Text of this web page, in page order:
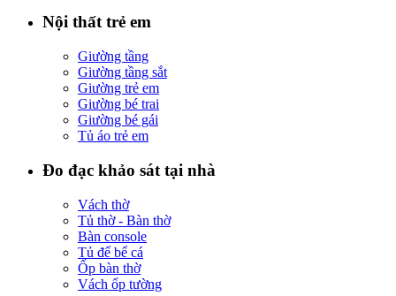
Nội thất trẻ em
Giường tầng
Giường tầng sắt
Giường trẻ em
Giường bé trai
Giường bé gái
Tủ áo trẻ em
Đo đạc khảo sát tại nhà
Vách thờ
Tủ thờ - Bàn thờ
Bàn console
Tủ để bể cá
Ốp bàn thờ
Vách ốp tường